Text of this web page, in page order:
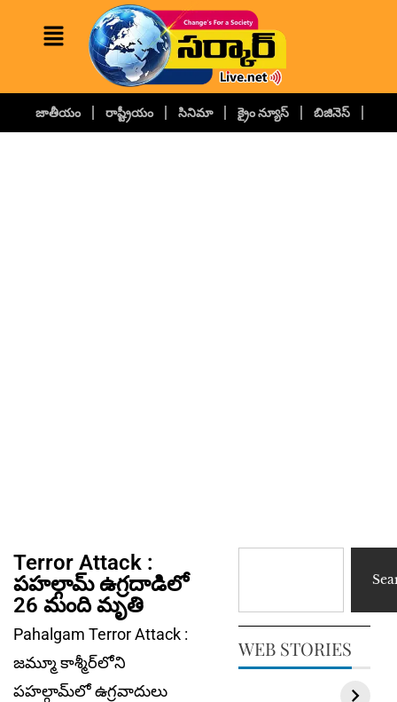
జాతీయం రాష్ట్రీయం సినిమా క్రైం న్యూస్ బిజినెస్
Terror Attack :
పహల్గామ్ ఉగ్రదాడిలో
26 మంది మృతి
Pahalgam Terror Attack :
జమ్మూ కాశ్మీర్‌లోని
పహల్గామ్‌లో ఉగ్రవాదులు
WEB STORIES